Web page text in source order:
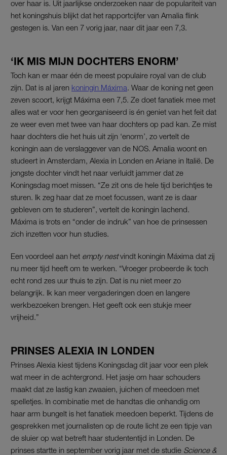
over haar is. Uit jaarlijkse onderzoeken naar de populariteit van
het koningshuis blijkt dat het rapportcijfer van Amalia flink
gestegen is. Van een 7 vorig jaar, naar dit jaar een 7,3.
‘IK MIS MIJN DOCHTERS ENORM’
Toch kan er maar één de meest populaire royal van de club
zijn. Dat is al jaren koningin Máxima. Waar de koning net geen
zeven scoort, krijgt Máxima een 7,5. Ze doet fanatiek mee met
alles wat er voor hen georganiseerd is én geniet van het feit dat
ze weer even met twee van haar dochters op pad kan. Ze mist
haar dochters die het huis uit zijn ‘enorm’, zo vertelt de
koningin aan de verslaggever van de NOS. Amalia woont en
studeert in Amsterdam, Alexia in Londen en Ariane in Italië. De
jongste dochter vindt het naar verluidt jammer dat ze
Koningsdag moet missen. “Ze zit ons de hele tijd berichtjes te
sturen. Ik zeg haar dat ze moet focussen, want ze is daar
gebleven om te studeren”, vertelt de koningin lachend.
Máxima is trots en “onder de indruk” van hoe de prinsessen
zich inzetten voor hun studies.
Een voordeel aan het empty nestvindt koningin Máxima dat zij
nu meer tijd heeft om te werken. “Vroeger probeerde ik toch
echt rond zes uur thuis te zijn. Dat is nu niet meer zo
belangrijk. Ik kan meer vergaderingen doen en langere
werkbezoeken brengen. Het geeft ook een stukje meer
vrijheid.”
PRINSES ALEXIA IN LONDEN
Prinses Alexia kiest tijdens Koningsdag dit jaar voor een plek
wat meer in de achtergrond. Het jasje om haar schouders
maakt dat ze lastig kan zwaaien, juichen of meedoen met
spelletjes. In combinatie met de handtas die onhandig om
haar arm bungelt is het fanatiek meedoen beperkt. Tijdens de
gesprekken met journalisten op de route licht ze een tipje van
de sluier op wat betreft haar studententijd in Londen. De
prinses startte in september vorig jaar met de studie Science &